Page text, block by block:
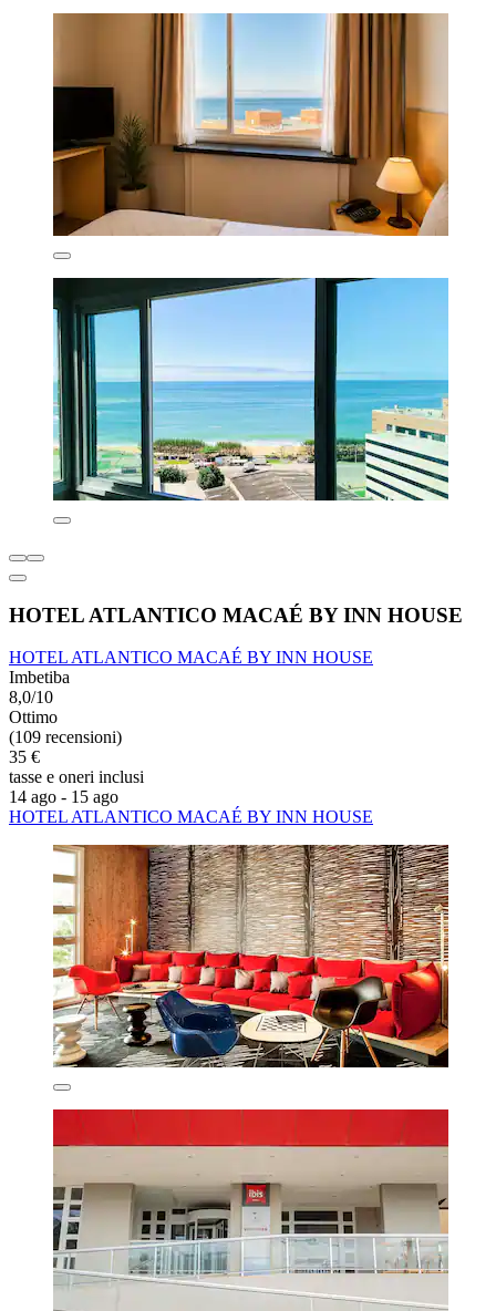
HOTEL ATLANTICO MACAÉ BY INN HOUSE
HOTEL ATLANTICO MACAÉ BY INN HOUSE
Imbetiba
8,0/10
Ottimo
(109 recensioni)
35 €
tasse e oneri inclusi
14 ago - 15 ago
HOTEL ATLANTICO MACAÉ BY INN HOUSE